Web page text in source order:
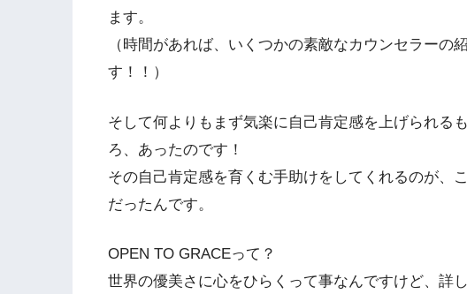
ます。
（時間があれば、いくつかの素敵なカウンセラーの
す！！）
そして何よりもまず気楽に自己肯定感を上げられる
ろ、あったのです！
その自己肯定感を育くむ手助けをしてくれるのが、
だったんです。
OPEN TO GRACEって？
世界の優美さに心をひらくって事なんですけど、詳